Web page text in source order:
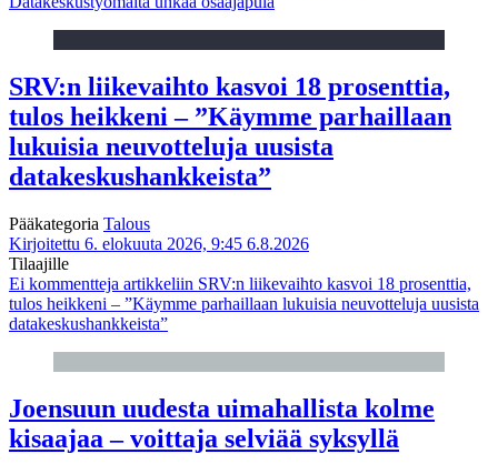
SRV:n liikevaihto kasvoi 18 prosenttia,
tulos heikkeni – ”Käymme parhaillaan
lukuisia neuvotteluja uusista
datakeskushankkeista”
Pääkategoria Talous
Kirjoitettu 6. elokuuta 2026, 9:45 6.8.2026
Tilaajille
Ei kommentteja artikkeliin SRV:n liikevaihto kasvoi 18 prosenttia,
tulos heikkeni – ”Käymme parhaillaan lukuisia neuvotteluja uusista
datakeskushankkeista”
Joensuun uudesta uimahallista kolme
kisaajaa – voittaja selviää syksyllä